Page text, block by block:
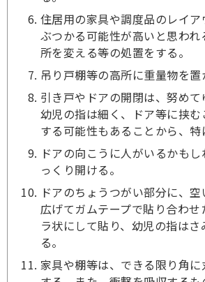
住居用の家具や調度品のレイア
ぶつかる可能性が高いと思わ
所を変える等の処置をする。
吊り戸棚等の高所に重量物を置
引き戸やドアの開閉は、努め
幼児の指は細く、ドア等に挟
する可能性もあることから、特
ドアの向こうに人がいるかも
っくり開ける。
ドアのちょうつがい部分に、
広げてガムテープで貼り合わせ
ラ状にして貼り、幼児の指は
る。
家具や棚等は、できる限り角